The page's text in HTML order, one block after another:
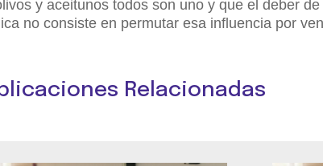
y aceitunos todos son uno y que el deber
no consiste en permutar esa influencia por
Relacionadas